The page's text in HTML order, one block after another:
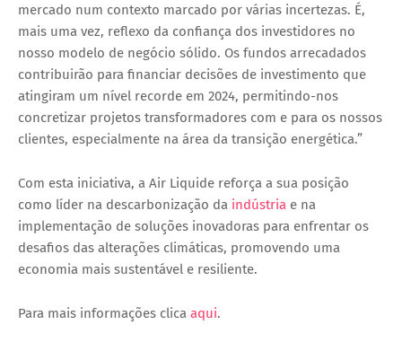
mercado num contexto marcado por várias incertezas. É,
mais uma vez, reflexo da confiança dos investidores no
nosso modelo de negócio sólido. Os fundos arrecadados
contribuirão para financiar decisões de investimento que
atingiram um nível recorde em 2024, permitindo-nos
concretizar projetos transformadores com e para os nossos
clientes, especialmente na área da transição energética.”
Com esta iniciativa, a Air Liquide reforça a sua posição
como líder na descarbonização da indústria e na
implementação de soluções inovadoras para enfrentar os
desafios das alterações climáticas, promovendo uma
economia mais sustentável e resiliente.
Para mais informações clica aqui.